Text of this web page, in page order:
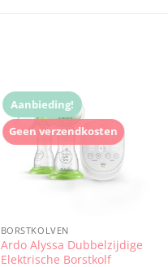
Aanbieding!
Geen verzendkosten
BORSTKOLVEN
Ardo Alyssa Dubbelzijdige
Elektrische Borstkolf